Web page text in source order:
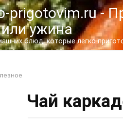
prigotovim.ru -
ужина
блюд, которые легко
Чай